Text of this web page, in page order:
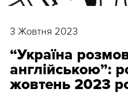
3 Жовтня 2023
“Україна
англійською”:
жовтень 2023